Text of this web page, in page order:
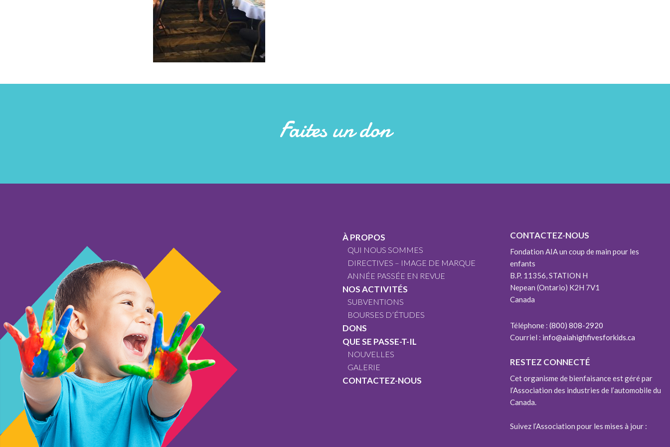
Faites un don
À PROPOS
QUI NOUS SOMMES
DIRECTIVES – IMAGE DE MARQUE
ANNÉE PASSÉE EN REVUE
NOS ACTIVITÉS
SUBVENTIONS
BOURSES D’ÉTUDES
DONS
QUE SE PASSE-T-IL
NOUVELLES
GALERIE
CONTACTEZ-NOUS
CONTACTEZ-NOUS
Fondation AIA un coup de main pour les
enfants
B.P. 11356, STATION H
Nepean (Ontario) K2H 7V1
Canada
Téléphone : (800) 808-2920
Courriel : info@aiahighfivesforkids.ca
RESTEZ CONNECTÉ
Cet organisme de bienfaisance est géré par
l’Association des industries de l’automobile du
Canada.
Suivez l’Association pour les mises à jour :